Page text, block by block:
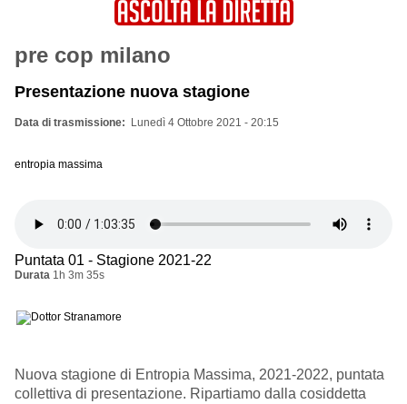
pre cop milano
Presentazione nuova stagione
Data di trasmissione Lunedì 4 Ottobre 2021 - 20:15
entropia massima
Puntata 01 - Stagione 2021-22
Durata 1h 3m 35s
Nuova stagione di Entropia Massima, 2021-2022, puntata
collettiva di presentazione. Ripartiamo dalla cosiddetta